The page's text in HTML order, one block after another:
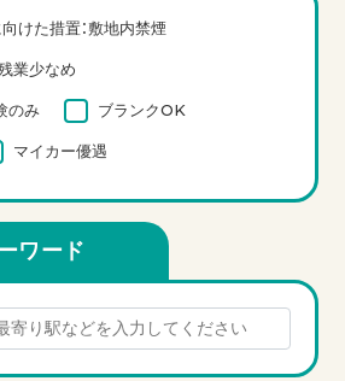
けた措置：敷地内禁煙
業少なめ
のみ ブランクOK
マイカー優遇
ワード